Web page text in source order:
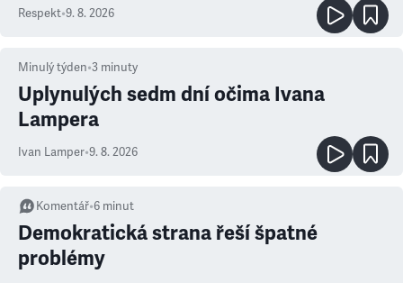
Respekt•9. 8. 2026
Minulý týden•3 minuty
Uplynulých sedm dní očima Ivana
Lampera
Ivan Lamper•9. 8. 2026
Komentář•6 minut
Demokratická strana řeší špatné
problémy